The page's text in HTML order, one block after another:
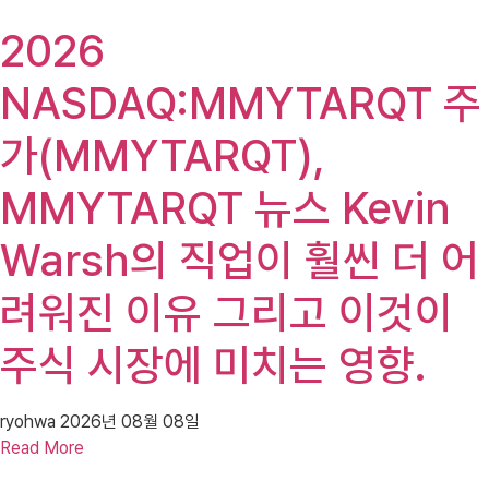
2026
NASDAQ:MMYTARQT 주
가(MMYTARQT),
MMYTARQT 뉴스 Kevin
Warsh의 직업이 훨씬 더 어
려워진 이유 그리고 이것이
주식 시장에 미치는 영향.
ryohwa 2026년 08월 08일
Read More